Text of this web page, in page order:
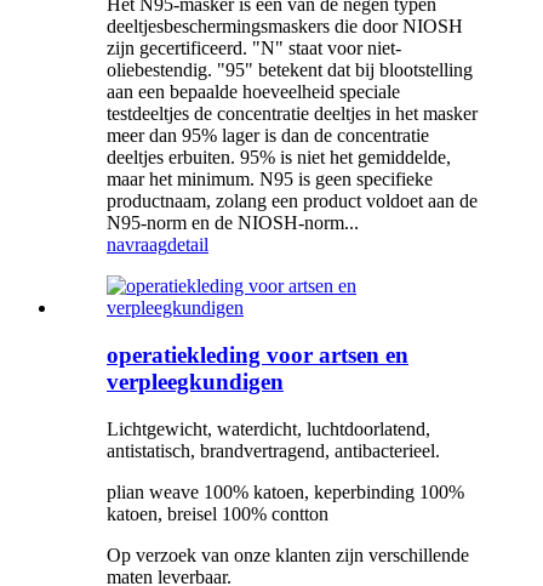
Het N95-masker is een van de negen typen
deeltjesbeschermingsmaskers die door NIOSH
zijn gecertificeerd. "N" staat voor niet-
oliebestendig. "95" betekent dat bij blootstelling
aan een bepaalde hoeveelheid speciale
testdeeltjes de concentratie deeltjes in het masker
meer dan 95% lager is dan de concentratie
deeltjes erbuiten. 95% is niet het gemiddelde,
maar het minimum. N95 is geen specifieke
productnaam, zolang een product voldoet aan de
N95-norm en de NIOSH-norm...
navraagdetail
operatiekleding voor artsen en
verpleegkundigen
Lichtgewicht, waterdicht, luchtdoorlatend,
antistatisch, brandvertragend, antibacterieel.
plian weave 100% katoen, keperbinding 100%
katoen, breisel 100% contton
Op verzoek van onze klanten zijn verschillende
maten leverbaar.